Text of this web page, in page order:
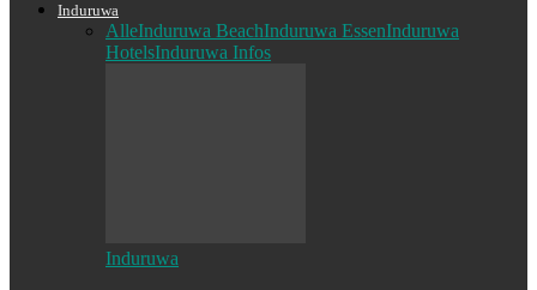
Induruwa
AlleInduruwa BeachInduruwa EssenInduruwa
HotelsInduruwa Infos
Induruwa